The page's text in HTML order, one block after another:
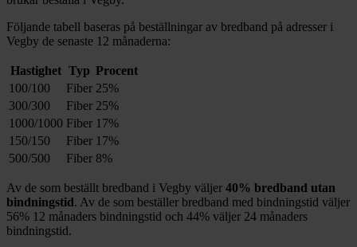
Följande tabell baseras på beställningar av bredband på adresser i
Vegby de senaste 12 månaderna:
Hastighet Typ Procent
100/100
Fiber 25%
300/300
Fiber 25%
1000/1000 Fiber 17%
150/150
Fiber 17%
500/500
Fiber 8%
Av de som beställt bredband i Vegby väljer 40% bredband utan
bindningstid. Av de som beställer bredband med bindningstid väljer
56% 12 månaders bindningstid och 44% väljer 24 månaders
bindningstid.